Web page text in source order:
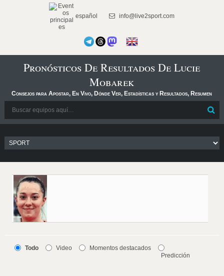
español info@live2sport.com
Pronósticos De Resultados De Lucie
Mobarek
Consejos para Apostar, En Vivo, Dónde Ver, Estadísticas y Resultados, Resumen
Todo Video
Momentos destacados
Predicción